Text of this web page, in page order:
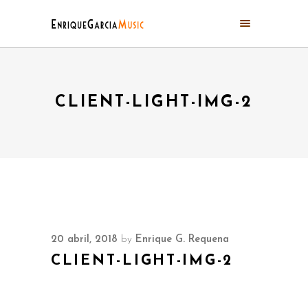
CLIENT-LIGHT-IMG-2
20 abril, 2018 by Enrique G. Requena
CLIENT-LIGHT-IMG-2